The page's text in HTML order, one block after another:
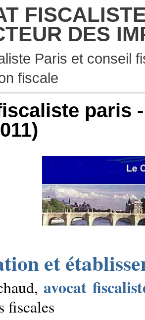
DES
Paris et conseil
fiscale
paris
et
avocat
fiscales